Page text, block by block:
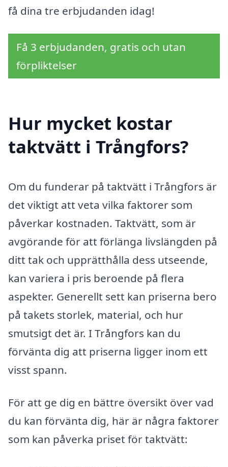
få dina tre erbjudanden idag!
Få 3 erbjudanden, gratis och utan
förpliktelser
Hur mycket kostar
taktvätt i Trångfors?
Om du funderar på taktvätt i Trångfors är
det viktigt att veta vilka faktorer som
påverkar kostnaden. Taktvätt, som är
avgörande för att förlänga livslängden på
ditt tak och upprätthålla dess utseende,
kan variera i pris beroende på flera
aspekter. Generellt sett kan priserna bero
på takets storlek, material, och hur
smutsigt det är. I Trångfors kan du
förvänta dig att priserna ligger inom ett
visst spann.
För att ge dig en bättre översikt över vad
du kan förvänta dig, här är några faktorer
som kan påverka priset för taktvätt: